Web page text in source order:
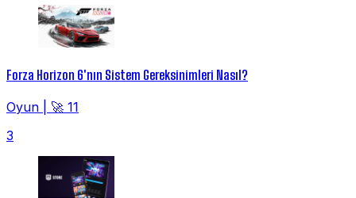
Forza Horizon 6'nın Sistem Gereksinimleri Nasıl?
Oyun
🚀 11
3